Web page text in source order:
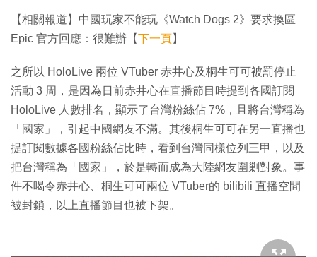
【相關報道】中國玩家不能玩《Watch Dogs 2》要求換區
Epic 官方回應：很難辦【下一頁】
之所以 HoloLive 兩位 VTuber 赤井心及桐生可可被罰停止
活動 3 周，是因為日前赤井心在直播節目時提到各國訂閱
HoloLive 人數排名，顯示了台灣粉絲佔 7%，且將台灣稱為
「國家」，引起中國網友不滿。其後桐生可可在另一直播也
提訂閱數據各國粉絲佔比時，看到台灣同樣位列三甲，以及
把台灣稱為「國家」，於是轉而成為大陸網友圍剿對象。事
件不喝令赤井心、桐生可可兩位 VTuber的 bilibili 直播空間
被封鎖，以上直播節目也被下架。